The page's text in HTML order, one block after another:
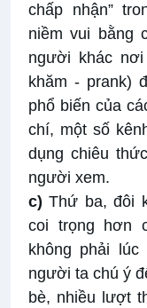
chấp nhận”
niềm vui bằng
người khác
khăm - prank)
phổ biến của
chí, một số
dụng chiêu
người xem.
c)Thứ ba, đôi
coi trọng hơn
không phải
người ta chú ý
bè, nhiều lượt